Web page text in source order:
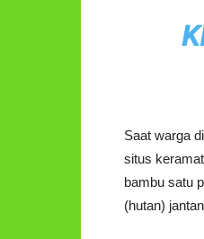
Saat warga
situs
bambu satu
(hutan)